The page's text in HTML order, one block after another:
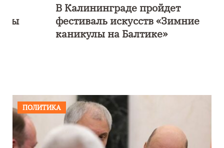
В Калининграде пройдет
фестиваль искусств «Зимние
каникулы на Балтике»
ПОЛИТИКА